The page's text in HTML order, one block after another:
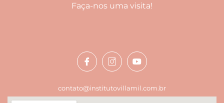
Faça-nos uma visita!
contato@institutovillamil.com.br